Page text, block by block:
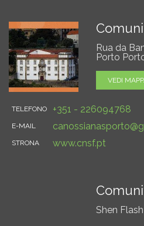
Rua da
Porto
VEDI
TELEFONO +351 - 226094768
E-MAIL
STRONA www.cnsf.pt
Shen Flash